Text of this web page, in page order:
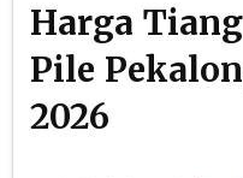
Harga
Pile
2026